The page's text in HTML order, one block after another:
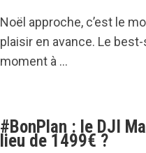
Noël approche, c’est le
plaisir en avance. Le
moment à ...
#BonPlan : le DJI
lieu de 1499€ ?